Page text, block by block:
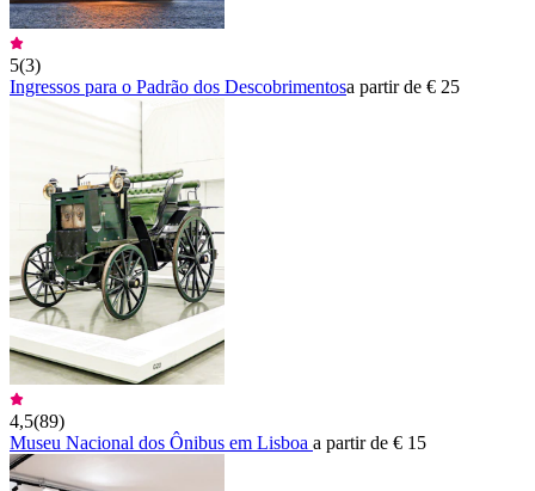
5(3)
Ingressos para o Padrão dos Descobrimentosa partir de € 25
4,5(89)
Museu Nacional dos Ônibus em Lisboa a partir de € 15